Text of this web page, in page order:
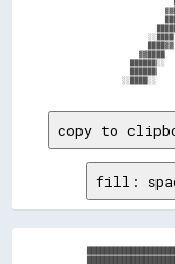
copy to
fill: